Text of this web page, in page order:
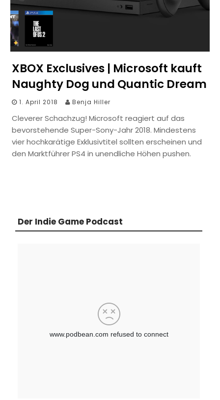
XBOX Exclusives | Microsoft kauft
Naughty Dog und Quantic Dream
1. April 2018 Benja Hiller
Cleverer Schachzug! Microsoft reagiert auf das
bevorstehende Super-Sony-Jahr 2018. Mindestens
vier hochkarätige Exklusivtitel sollten erscheinen und
den Marktführer PS4 in unendliche Höhen pushen.
Der Indie Game Podcast